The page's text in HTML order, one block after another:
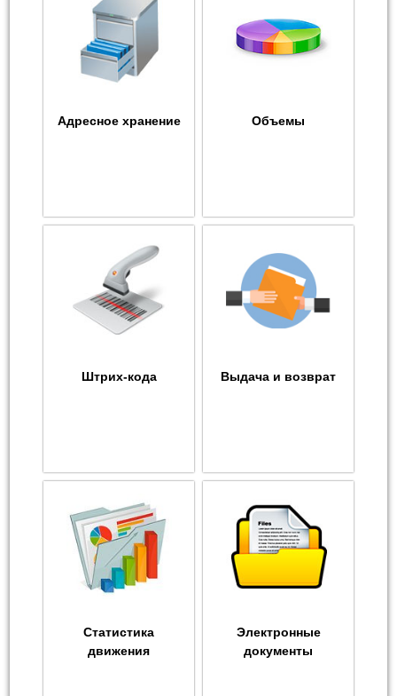
Адресное хранение Объемы
Штрих-кода Выдача и возврат
Статистика
движения
Электронные
документы